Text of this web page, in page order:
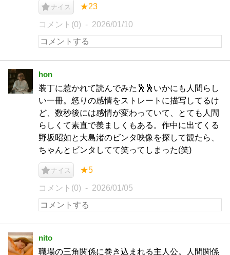
ナイス ★23
コメント(0) 2026/01/10
hon
装丁に惹かれて読んでみた🕺🕺いかにも人間らし
い一冊。怒りの感情をストレートに描写してるけ
ど、数秒後には感情が変わっていて、とても人間
らしくて素直で羨ましくもある。作中に出てくる
野坂昭如と大島渚のビンタ映像を探して観たら、
ちゃんとビンタしてて笑ってしまった(笑)
ナイス ★5
コメント(0) 2026/01/05
nito
職場の三角関係に巻き込まれる主人公。人間関係